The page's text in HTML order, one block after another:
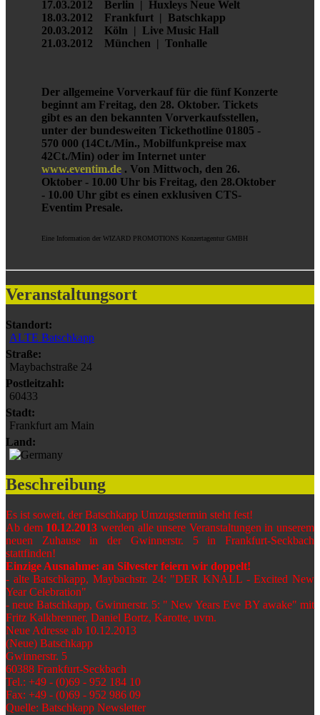
17.03.2012 Berlin | Huxleys Neue Welt
18.03.2012 Frankfurt | Batschkapp
20.03.2012 Köln | Live Music Hall
21.03.2012 München | Tonhalle
Der allgemeine Vorverkauf für die fünf Konzerte
beginnt am Freitag, den 28. Oktober. Tickets
gibt es an den bekannten Vorverkaufsstellen,
unter der bundesweiten Tickethotline 01805 -
570 000 (14Ct./Min., Mobilfunkpreise max
42Ct./Min) oder im Internet unter
www.eventim.de . Von Mittwoch, den 26.
Oktober - 10.00 Uhr bis Freitag, den 28.Oktober
- 10.00 Uhr gibt es einen exklusiven CTS-
Eventim Presale.
Eine Information der WIZARD PROMOTIONS Konzertagentur GMBH
Veranstaltungsort
Standort:
ALTE Batschkapp
Straße:
Maybachstraße 24
Postleitzahl:
60433
Stadt:
Frankfurt am Main
Land:
Beschreibung
Es ist soweit, der Batschkapp Umzugstermin steht fest!
Ab dem 10.12.2013 werden alle unsere Veranstaltungen in unserem
neuen Zuhause in der Gwinnerstr. 5 in Frankfurt-Seckbach
stattfinden!
Einzige Ausnahme: an Silvester feiern wir doppelt!
- alte Batschkapp, Maybachstr. 24: "DER KNALL - Excited New
Year Celebration"
- neue Batschkapp, Gwinnerstr. 5: " New Years Eve BY awake" mit
Fritz Kalkbrenner, Daniel Bortz, Karotte, uvm.
Neue Adresse ab 10.12.2013
(Neue) Batschkapp
Gwinnerstr. 5
60388 Frankfurt-Seckbach
Tel.: +49 - (0)69 - 952 184 10
Fax: +49 - (0)69 - 952 986 09
Quelle: Batschkapp Newsletter